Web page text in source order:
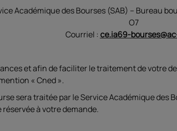
Académique des Bourses (SAB) – Bureau
O7
Courriel : ce.ia69-
et afin de faciliter le traitement de votre
« Cned ».
sera traitée par le Service Académique des
à votre demande.